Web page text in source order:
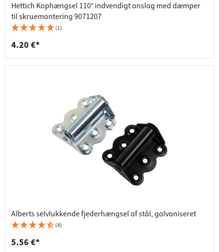
Hettich Kophængsel 110° indvendigt anslag med dæmper
til skruemontering 9071207
(1)
4.20 €*
Alberts selvlukkende fjederhængsel af stål, galvaniseret
(4)
5.56 €*